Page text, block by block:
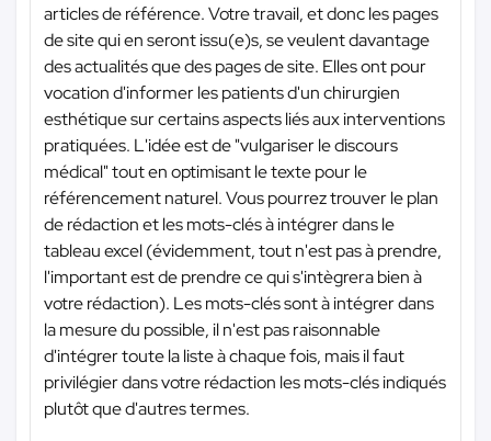
articles de référence. Votre travail, et donc les pages
de site qui en seront issu(e)s, se veulent davantage
des actualités que des pages de site. Elles ont pour
vocation d'informer les patients d'un chirurgien
esthétique sur certains aspects liés aux interventions
pratiquées. L'idée est de "vulgariser le discours
médical" tout en optimisant le texte pour le
référencement naturel. Vous pourrez trouver le plan
de rédaction et les mots-clés à intégrer dans le
tableau excel (évidemment, tout n'est pas à prendre,
l'important est de prendre ce qui s'intègrera bien à
votre rédaction). Les mots-clés sont à intégrer dans
la mesure du possible, il n'est pas raisonnable
d'intégrer toute la liste à chaque fois, mais il faut
privilégier dans votre rédaction les mots-clés indiqués
plutôt que d'autres termes.